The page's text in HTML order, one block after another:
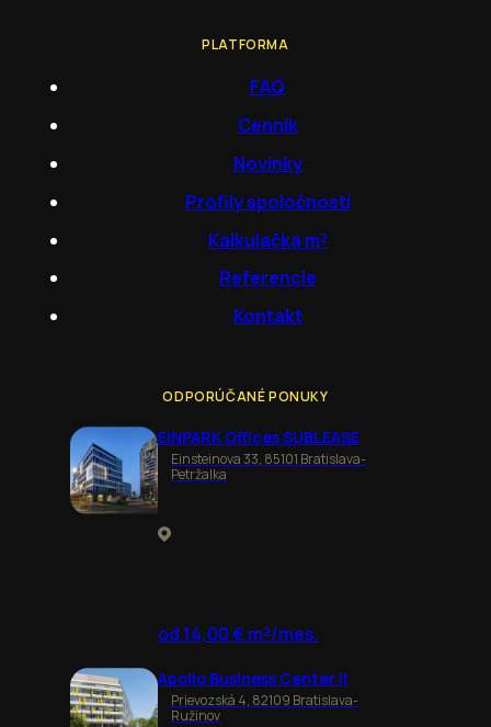
PLATFORMA
FAQ
Cenník
Novinky
Profily spoločností
Kalkulačka m²
Referencie
Kontakt
ODPORÚČANÉ PONUKY
EINPARK Offices SUBLEASE
Einsteinova 33, 85101 Bratislava-
Petržalka
od 14,00 € m²/mes.
Apollo Business Center II
Prievozská 4, 82109 Bratislava-
Ružinov